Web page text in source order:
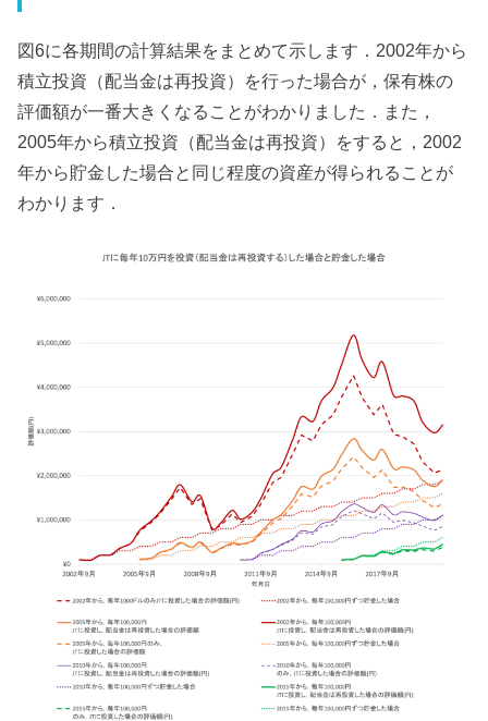
図6に各期間の計算結果をまとめて示します．2002年から
積立投資（配当金は再投資）を行った場合が，保有株の
評価額が一番大きくなることがわかりました．また，
2005年から積立投資（配当金は再投資）をすると，2002
年から貯金した場合と同じ程度の資産が得られることが
わかります．